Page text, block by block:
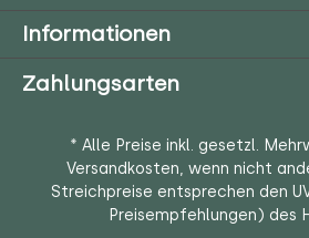
Informationen
Zahlungsarten
* Alle Preise inkl. gesetzl.
Versandkosten, wenn nicht
Streichpreise entsprechen den
Preisempfehlungen) des